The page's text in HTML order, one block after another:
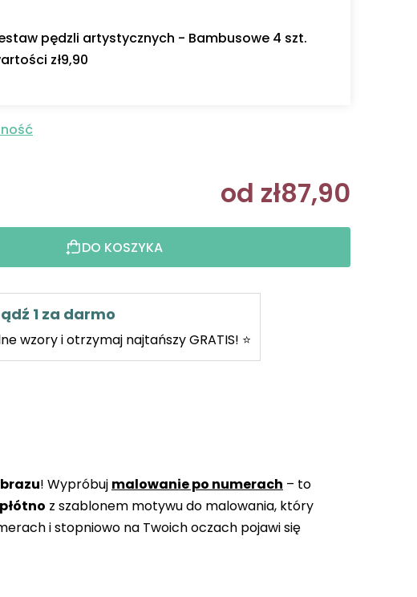
pędzli artystycznych - Bambusowe 4 szt.
zł9,90
od zł87,90
DO KOSZYKA
1 za darmo
wzory i otrzymaj najtańszy GRATIS! ⭐
! Wypróbuj malowanie po numerach – to
z szablonem motywu do malowania, który
i stopniowo na Twoich oczach pojawi się